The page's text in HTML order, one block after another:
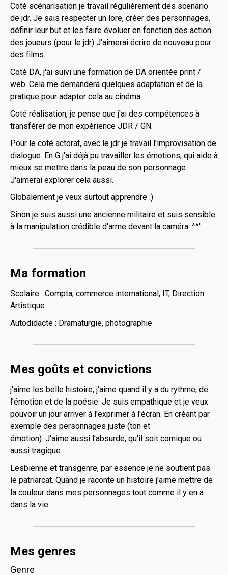
Coté scénarisation je travail régulièrement des scenario
de jdr. Je sais respecter un lore, créer des personnages,
définir leur but et les faire évoluer en fonction des action
des joueurs (pour le jdr) J'aimerai écrire de nouveau pour
des films.
Coté DA, j'ai suivi une formation de DA orientée print /
web. Cela me demandera quelques adaptation et de la
pratique pour adapter cela au cinéma.
Coté réalisation, je pense que j'ai des compétences à
transférer de mon expérience JDR / GN.
Pour le coté actorat, avec le jdr je travail l'improvisation de
dialogue. En G j'ai déjà pu travailler les émotions, qui aide à
mieux se mettre dans la peau de son personnage.
J'aimerai explorer cela aussi.
Globalement je veux surtout apprendre :)
Sinon je suis aussi une ancienne militaire et suis sensible
à la manipulation crédible d'arme devant la caméra. ^^'
Ma formation
Scolaire : Compta, commerce international, IT, Direction
Artistique
Autodidacte : Dramaturgie, photographie
Mes goûts et convictions
j'aime les belle histoire, j'aime quand il y a du rythme, de
l’émotion et de la poésie. Je suis empathique et je veux
pouvoir un jour arriver à l'exprimer à l'écran. En créant par
exemple des personnages juste (ton et
émotion). J'aime aussi l'absurde, qu'il soit comique ou
aussi tragique.
Lesbienne et transgenre, par essence je ne soutient pas
le patriarcat. Quand je raconte un histoire j'aime mettre de
la couleur dans mes personnages tout comme il y en a
dans la vie.
Mes genres
Genre